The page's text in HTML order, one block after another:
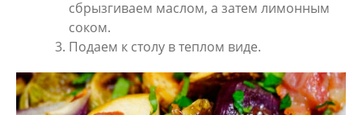
сбрызгиваем маслом, а затем лимонным
соком.
Подаем к столу в теплом виде.